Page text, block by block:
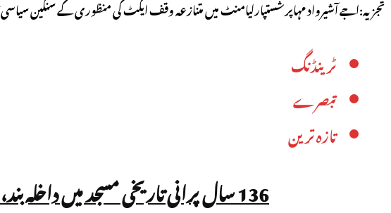
تجزیہ:اجے آشیرواد مہاپرشستپارلیامنٹ میں متنازعہ وقف ایکٹ کی منظوری کے سنگین
ٹرینڈنگ
تبصرے
تازہ ترین
136 سال پرانی تاریخی مسجد میں داخلہ بند، نماز پر بھی پابندی!